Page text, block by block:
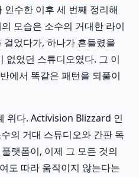
인수한 이후 세 번째 정리해
모습은 소수의 거대한 라이
었다가, 하나가 흔들렸을
없었던 스튜디오였다. 그 이
에서 똑같은 패턴을 되풀이
위다. Activision Blizzard 인
의 거대 스튜디오와 간판 독
랫폼이, 이제 그 모든 것의
도 따라 움직이지 않는다는